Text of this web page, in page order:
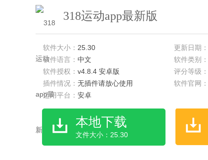
318运动app最新版
软件大小： 25.30 更新日期：
软件语言： 中文 软件类别：
软件授权： v4.8.4 安卓版
评分等级：
插件情况： 无插件请放心使用 软件官网：
适用平台： 安卓
本地下载
文件大小：25.30